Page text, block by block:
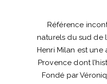
Référence
naturels du sud de
Henri Milan est
Provence dont
Fondé par